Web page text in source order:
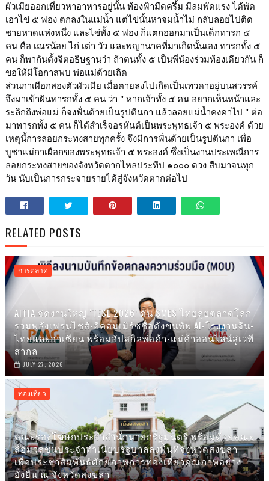
ผัวเมียออกเที่ยวหาอาหารอยู่นั้น ท้องฟ้ามืดครึ้ม มีลมพัดแรง ได้พัด
เอาไข่ ๕ ฟอง ตกลงในแม่น้ำ แต่ไข่นั้นหาจมน้ำไม่ กลับลอยไปติด
ชายหาดแห่งหนึ่ง และไข่ทั้ง ๕ ฟอง ก็แตกออกมาเป็นเด็กทารก ๕
คน คือ เณรน้อย ไก่ เต่า วัว และพญานาคที่มาเกิดนั้นเอง ทารกทั้ง ๕
คน ก็พากันตั้งจิตอธิษฐานว่า ถ้าตนทั้ง ๕ เป็นพี่น้องร่วมท้องเดียวกัน ก็
ขอให้มีโอกาสพบ พ่อแม่ด้วยเถิด
ส่วนกาเผือกสองตัวผัวเมีย เมื่อตายลงไปเกิดเป็นเทวดาอยู่บนสวรรค์
จึงมาเข้าฝันทารกทั้ง ๕ คน ว่า " หากเจ้าทั้ง ๕ คน อยากเห็นหน้าและ
ระลึกถึงพ่อแม่ ก็จงฟั่นด้ายเป็นรูปตีนกา แล้วลอยแม่น้ำคงคาไป " ต่อ
มาทารกทั้ง ๕ คน ก็ได้สำเร็จอรหันต์เป็นพระพุทธเจ้า ๕ พระองค์ ด้วย
เหตุนี้การลอยกระทงสายทุกครั้ง จึงมีการฟั่นด้ายเป็นรูปตีนกา เพื่อ
บูชาแม่กาเผือกของพระพุทธเจ้า ๕ พระองค์ ซึ่งเป็นงานประเพณีการ
ลอยกระทงสายของจังหวัดตากไหลประทีป ๑๐๐๐ ดวง สืบมาจนทุก
วัน นับเป็นการกระจายรายได้สู่จังหวัดตากต่อไป
RELATED POSTS
การตลาด
AITIA จัดงานใหญ่ ‘TESE 2026’ ดัน SMES ไทยลุยตลาดโลก
รวมพลังเฟรนไชส์-อีคอมเมิร์ซชื่อดังขนทัพ AI-โรงงานจีน-
ไทยและอาเซียน พร้อมอัปสกิลพ่อค้า-แม่ค้าออนไลน์สู่เวที
สากล
JULY 27, 2026
ท่องเที่ยว
คณะรองโฆษกประจำสำนักนายกรัฐมนตรี พร้อมด้วยคณะ
สื่อมวลชนประจำทำเนียบรัฐบาลลงพื้นที่จังหวัดสงขลา
เพื่อประชาสัมพันธ์ศักยภาพการท่องเที่ยวคุณภาพอย่าง
ยั่งยืน ณ จังหวัดสงขลา